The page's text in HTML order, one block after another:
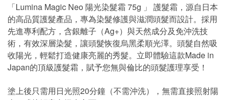
「Lumina Magic Neo 陽光染髮霜 75g 」 護髮霜，源自日本
的高品質護髮產品，專為染髮修護與滋潤頭髮而設計。採用
先進專利配方，含銀離子（Ag+）與天然成分及免沖洗技
術，有效深層染髮，讓頭髮恢復烏黑柔順光澤。頭髮自然吸
收陽光，輕鬆打造健康亮麗的秀髮。立即體驗這款Made in
Japan的頂級護髮霜，賦予您無與倫比的頭髮護理享受！
塗上後只需用日光照20分鐘（不需沖洗），無需直接照射陽